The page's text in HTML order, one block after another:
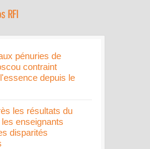
pénuries de
contraint
depuis le
les résultats du
enseignants
disparités